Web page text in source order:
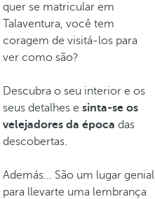
quer se matricular em
Talaventura, você tem
coragem de visitá-los para
ver como são?
Descubra o seu interior e os
seus detalhes e sinta-se os
velejadores da época das
descobertas.
Además... São um lugar genial
para llevarte uma lembrança